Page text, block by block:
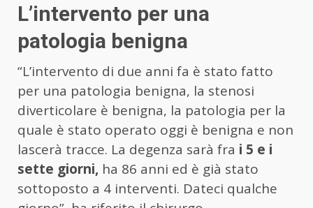
L’intervento per una
patologia benigna
“L’intervento di due anni fa è stato fatto
per una patologia benigna, la stenosi
diverticolare è benigna, la patologia per la
quale è stato operato oggi è benigna e non
lascerà tracce. La degenza sarà fra i 5 e i
sette giorni, ha 86 anni ed è già stato
sottoposto a 4 interventi. Dateci qualche